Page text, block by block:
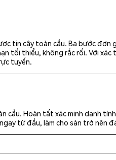
tin cậy toàn cầu. Ba bước
tối thiểu, không rắc rối. Với xác
tuyến.
cầu. Hoàn tất xác minh danh
từ đầu, làm cho sàn trở nên